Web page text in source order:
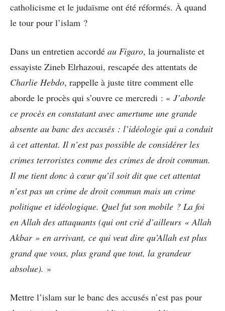
catholicisme et le judaïsme ont été réformés. À quand
le tour pour l’islam ?
Dans un entretien accordé au Figaro, la journaliste et
essayiste Zineb Elrhazoui, rescapée des attentats de
Charlie Hebdo, rappelle à juste titre comment elle
aborde le procès qui s’ouvre ce mercredi : « J’aborde
ce procès en constatant avec amertume une grande
absente au banc des accusés : l’idéologie qui a conduit
à cet attentat. Il n’est pas possible de considérer les
crimes terroristes comme des crimes de droit commun.
Il me tient donc à cœur qu’il soit dit que cet attentat
n’est pas un crime de droit commun mais un crime
politique et idéologique. Quel fut son mobile ? La foi
en Allah des attaquants (qui ont crié d’ailleurs « Allah
Akbar » en arrivant, ce qui veut dire qu’Allah est plus
grand que vous, plus grand que tout, la grandeur
absolue). »
Mettre l’islam sur le banc des accusés n’est pas pour